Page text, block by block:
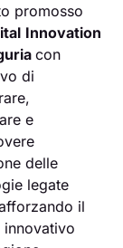
promosso
Innovation
con
di
e
delle
legate
il
innovativo